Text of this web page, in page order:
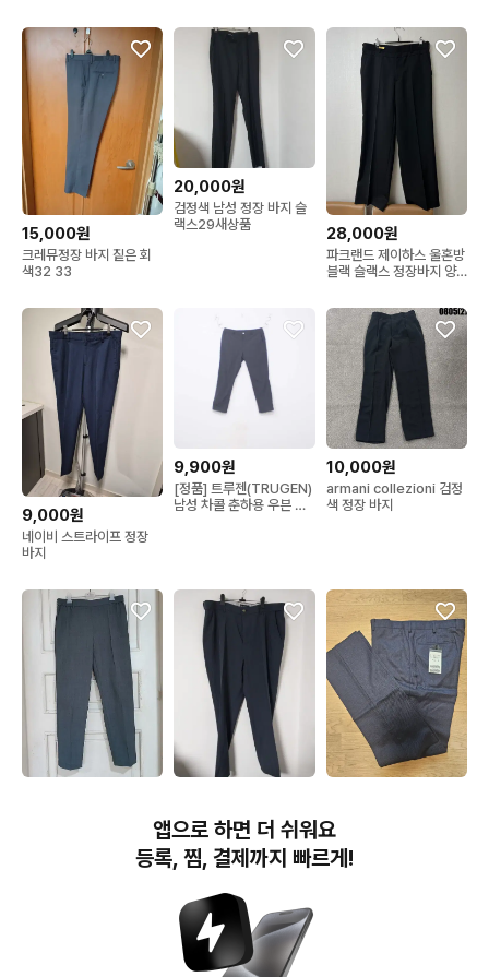
15,000원
크레뮤정장 바지 짙은 회
색32 33
20,000원
검정색 남성 정장 바지 슬
랙스29새상품
28,000원
파크랜드 제이하스 울혼방
블랙 슬랙스 정장바지 양
9,000원
네이비 스트라이프 정장
바지
9,900원
[정품] 트루젠(TRUGEN)
남성 차콜 춘하용 우븐 슬
10,000원
armani collezioni 검정
색 정장 바지
정장 팬츠 밴딩 바지 쿨맥
잭필드남성용 블랙 정장
바지38
GoldenTex 네이비 36
인치 춘추복 새상품
번개장터(주) 사업자정보, 이용약관 및 기타 법적고지
앱으로 하면 더 쉬워요
등록, 찜, 결제까지 빠르게!